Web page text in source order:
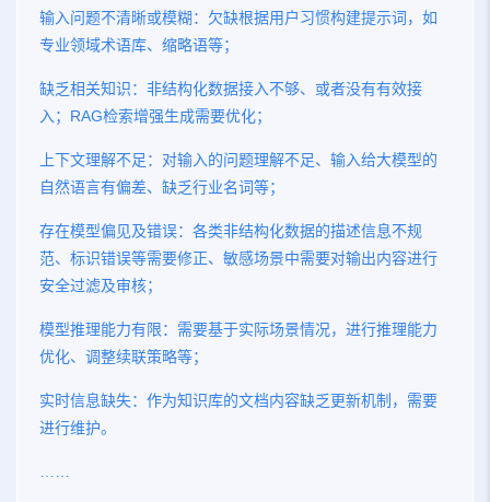
输入问题不清晰或模糊：欠缺根据用户习惯构建提示词，如
专业领域术语库、缩略语等；
缺乏相关知识：非结构化数据接入不够、或者没有有效接
入；RAG检索增强生成需要优化；
上下文理解不足：对输入的问题理解不足、输入给大模型的
自然语言有偏差、缺乏行业名词等；
存在模型偏见及错误：各类非结构化数据的描述信息不规
范、标识错误等需要修正、敏感场景中需要对输出内容进行
安全过滤及审核；
模型推理能力有限：需要基于实际场景情况，进行推理能力
优化、调整续联策略等；
实时信息缺失：作为知识库的文档内容缺乏更新机制，需要
进行维护。